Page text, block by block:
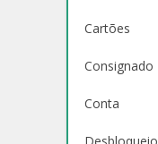
Cartões
Consignado
Conta